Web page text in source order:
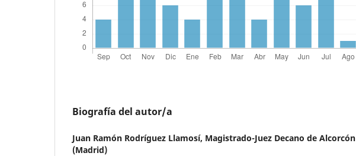
Biografía del autor/a
Juan Ramón Rodríguez Llamosí, Magistrado-Juez Decano de Alcorcón
(Madrid)